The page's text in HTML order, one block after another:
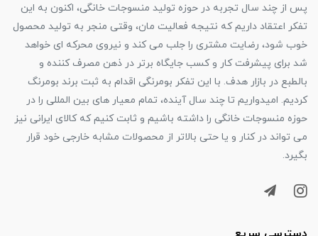
پس از چند سال تجربه در حوزه تولید منسوجات خانگی، اکنون به این
تفکر اعتقاد داریم که نتیجه فعالیت مان، وقتی منجر به تولید محصول
خوب شود، رضایت مشتری را جلب می کند و نیروی محرکه ای خواهد
شد برای پیشرفت کار و کسب جایگاه برتر در ذهن مصرف کننده و
بالطبع در بازار هدف. با این تفکر بومرنگی اقدام به ثبت برند بومرنگ
کردیم. امیدواریم تا چند سال آینده، تمام معیار های بین المللی را در
حوزه منسوجات خانگی را داشته باشیم و ثابت کنیم که کالای ایرانی نیز
می تواند در کنار و یا حتی بالاتر از محصولات مشابه خارجی خود قرار
بگیرد.